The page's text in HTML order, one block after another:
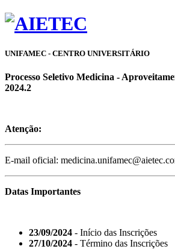
UNIFAMEC - CENTRO UNIVERSITÁRIO
Processo Seletivo Medicina -
2024.2
Atenção:
E-mail oficial:
Datas Importantes
23/09/2024 - Início das Inscrições
27/10/2024 - Término das Inscrições